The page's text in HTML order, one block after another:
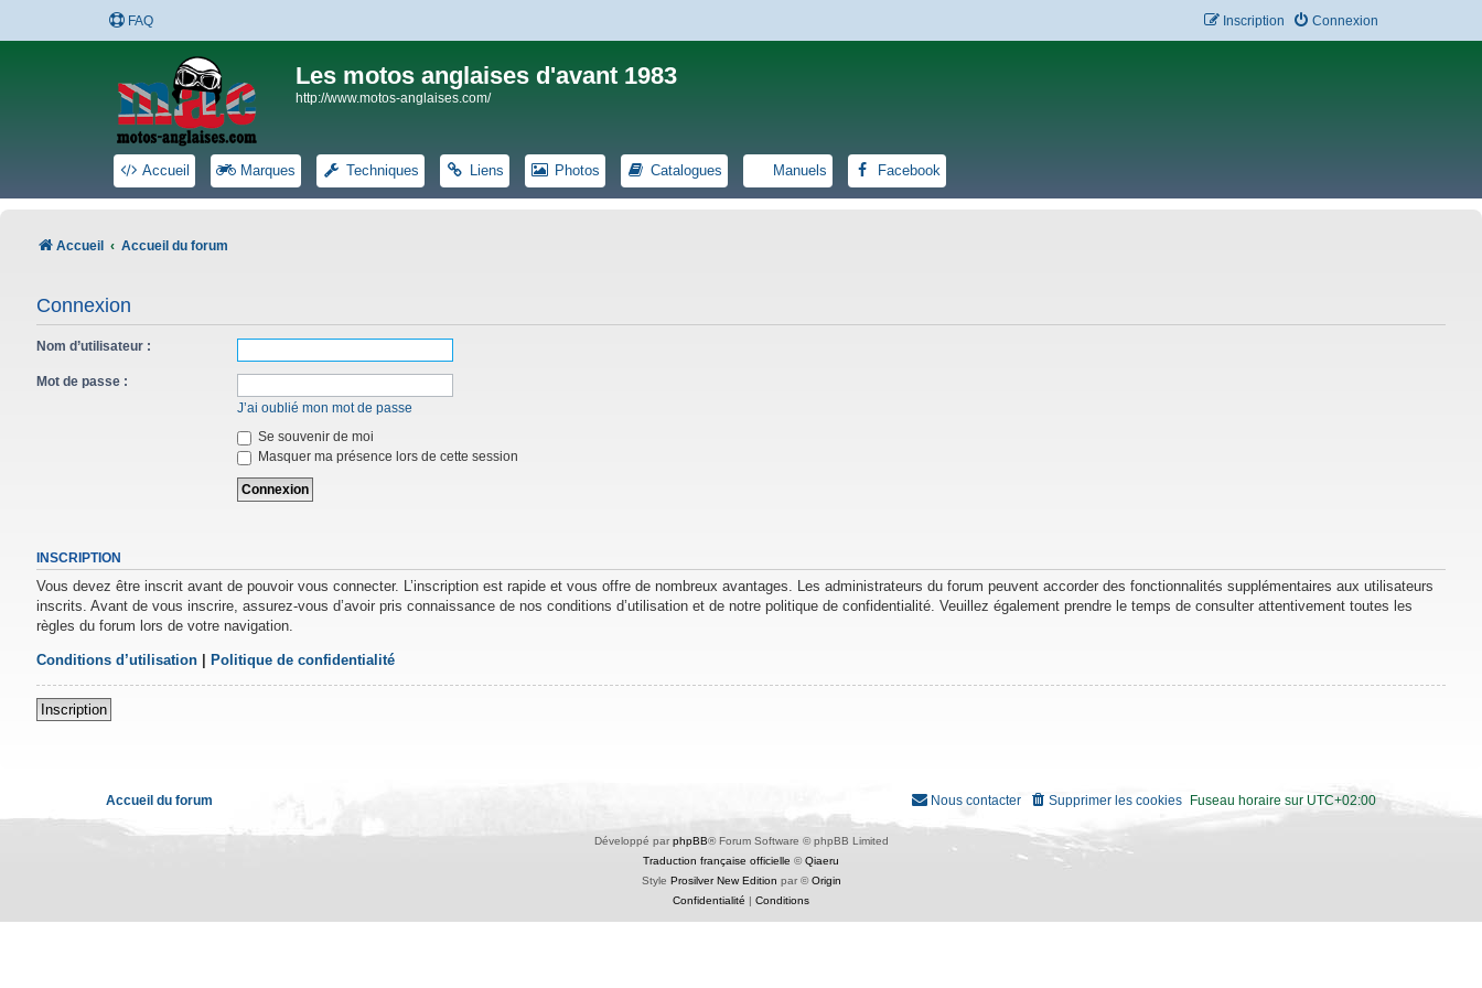
FAQ Connexion
Inscription
Les motos anglaises d'avant 1983
http://www.motos-anglaises.com/
Accueil Marques Techniques Liens Photos Catalogues Manuels Facebook
Accueil Accueil du forum
Connexion
Nom d’utilisateur :
Mot de passe :
J’ai oublié mon mot de passe
Se souvenir de moi
Masquer ma présence lors de cette session
INSCRIPTION
Vous devez être inscrit avant de pouvoir vous connecter. L’inscription est rapide et vous offre de nombreux avantages. Les administrateurs du forum peuvent accorder des fonctionnalités supplémentaires aux utilisateurs
inscrits. Avant de vous inscrire, assurez-vous d’avoir pris connaissance de nos conditions d’utilisation et de notre politique de confidentialité. Veuillez également prendre le temps de consulter attentivement toutes les
règles du forum lors de votre navigation.
Conditions d’utilisation Politique de confidentialité
Inscription
Accueil du forum Fuseau horaire sur UTC+02:00
Supprimer les cookies
Nous contacter
Développé par phpBB® Forum Software © phpBB Limited
Traduction française officielle ©Qiaeru
Style Prosilver New Edition par ©Origin
Confidentialité
Conditions